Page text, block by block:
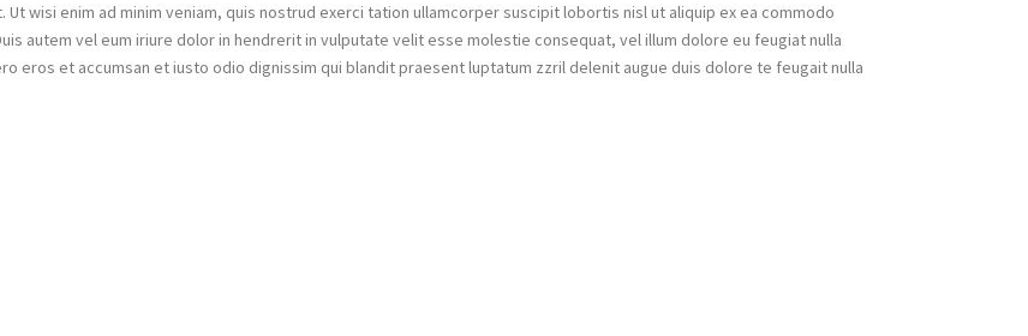
Ut wisi enim ad minim veniam, quis nostrud exerci tation ullamcorper suscipit lobortis nisl ut aliquip ex ea commodo
autem vel eum iriure dolor in hendrerit in vulputate velit esse molestie consequat, vel illum dolore eu feugiat nulla
eros et accumsan et iusto odio dignissim qui blandit praesent luptatum zzril delenit augue duis dolore te feugait nulla